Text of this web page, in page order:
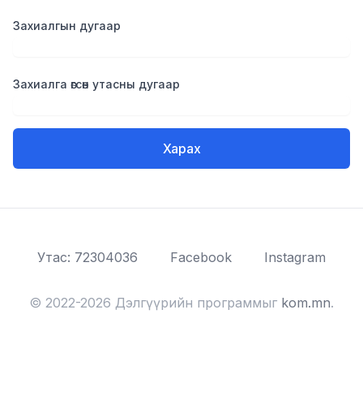
Захиалгын дугаар
Захиалга өгсөн утасны дугаар
Харах
Утас: 72304036 Facebook Instagram
© 2022-2026 Дэлгүүрийн программыг kom.mn.